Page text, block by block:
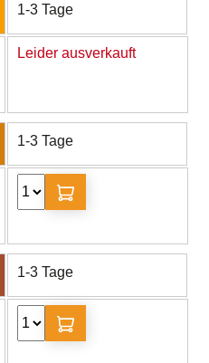
1-3 Tage
Leider ausverkauft
1-3 Tage
1-3 Tage